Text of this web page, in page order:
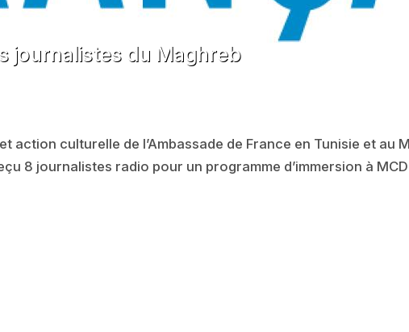
journalistes du Maghreb
action culturelle de l’Ambassade de France en Tunisie et au
8 journalistes radio pour un programme d’immersion à